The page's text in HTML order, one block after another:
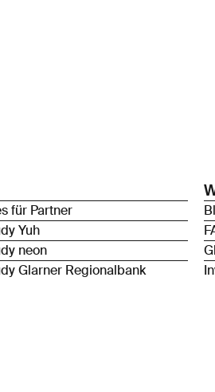
für Partner
Yuh
neon
Glarner Regionalbank